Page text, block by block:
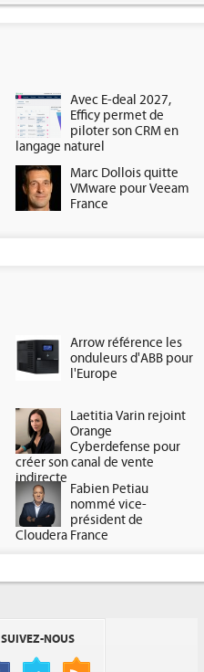
Avec E-deal 2027,
Efficy permet de
piloter son CRM en
langage naturel
Marc Dollois quitte
VMware pour Veeam
France
Arrow référence les
onduleurs d'ABB pour
l'Europe
Laetitia Varin rejoint
Orange
Cyberdefense pour
créer son canal de vente
indirecte
Fabien Petiau
nommé vice-
président de
Cloudera France
SUIVEZ-NOUS